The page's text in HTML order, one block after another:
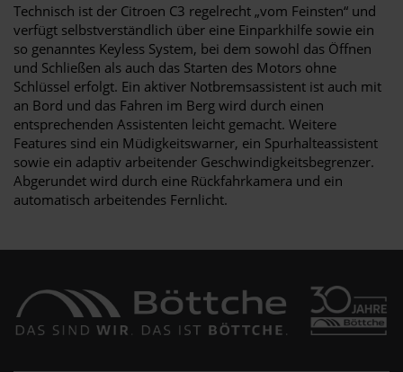
Technisch ist der Citroen C3 regelrecht „vom Feinsten“ und
verfügt selbstverständlich über eine Einparkhilfe sowie ein
so genanntes Keyless System, bei dem sowohl das Öffnen
und Schließen als auch das Starten des Motors ohne
Schlüssel erfolgt. Ein aktiver Notbremsassistent ist auch mit
an Bord und das Fahren im Berg wird durch einen
entsprechenden Assistenten leicht gemacht. Weitere
Features sind ein Müdigkeitswarner, ein Spurhalteassistent
sowie ein adaptiv arbeitender Geschwindigkeitsbegrenzer.
Abgerundet wird durch eine Rückfahrkamera und ein
automatisch arbeitendes Fernlicht.